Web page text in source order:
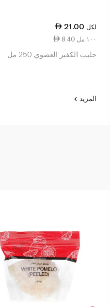
21.00 لكل
8.40 ١٠٠ مل
حليب الكفير العضوي 250 مل
المزيد